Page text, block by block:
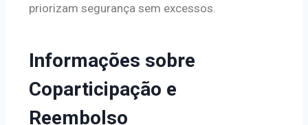
priorizam segurança sem excessos.
Informações sobre
Coparticipação e
Reembolso